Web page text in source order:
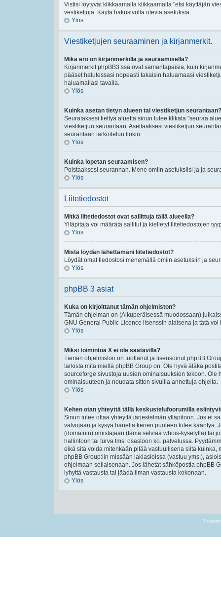
Vistisi löytyvät klikkaamalla klikkaamalla "etsi käyttäjän
vestiketjuja. Käytä hakusivulla olevia asetuksia.
Ylös
Viestiketjujen seuraaminen ja kirjanmerkit.
Mikä ero on kirjanmerkillä ja seuraamisella?
Kirjanmerkit phpBB3:ssa ovat samantapaisia, kuin
pääset halutessasi nopeasti takaisin haluamaasi
haluamallasi tavalla.
Ylös
Kuinka asetan tietyn alueen tai viestiketjun seurantaan?
Seurataksesi tiettyä aluetta sinun tulee klikata "seuraa
viestiketjun seurantaan. Asettaaksesi viestiketjun
seurantaan tarkoitetun linkin.
Ylös
Kuinka lopetan seuraamisen?
Poistaaksesi seurannan. Mene omiin asetuksiisi ja ja
Ylös
Liitetiedostot
Mitkä liitetiedostot ovat sallittuja tällä alueella?
Ylläpitäjä voi määrätä sallitut ja kielletyt liitetiedostojen
Ylös
Mistä löydän lähettämäni liitetiedostot?
Löydät omat tiedostosi menemällä omiin asetuksiin ja
Ylös
phpBB 3 asiat
Kuka on kirjoittanut tämän ohjelmiston?
Tämän ohjelman on (Alkuperäisessä muodossaan)
GNU General Public Licence lisenssin alaisena ja tätä
Ylös
Miksi toimintoa X ei ole saatavilla?
Tämän ohjelmiston on tuottanut ja lisensoinut phpBB
tarkista mitä mieltä phpBB Group on. Ole hyvä äläkä
sourceforge sivustoja uusien ominaisuuksien tekoon.
ominaisuuteen ja noudata sitten sivuilla annettuja ohjeita.
Ylös
Kehen otan yhteyttä tällä keskustelufoorumilla
Sinun tulee ottaa yhteyttä järjestelmän ylläpitoon. Jos et
valvojaan ja kysyä häneltä kenen puoleen tulee kääntyä.
(domainin) omistajaan (tämä selviää whois-kyselyllä) tai
hallintoon tai turva tms. osastoon ko. palvelussa.
eikä sitä voida mitenkään pitää vastuullisena siitä kuinka,
phpBB Group:iin missään lakiasioissa (vastuu yms.),
ohjelmaan sellaisenaan. Jos lähetät sähköpostia phpBB
lyhyttä vastausta tai jäädä ilman vastausta kokonaan.
Ylös